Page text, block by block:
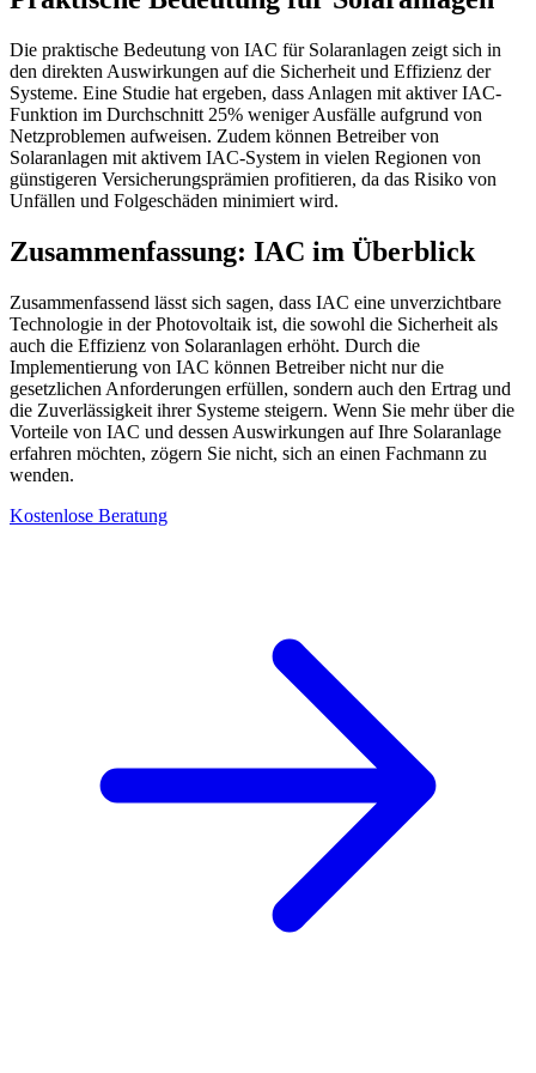
Die praktische Bedeutung von IAC für Solaranlagen zeigt sich in
den direkten Auswirkungen auf die Sicherheit und Effizienz der
Systeme. Eine Studie hat ergeben, dass Anlagen mit aktiver IAC-
Funktion im Durchschnitt 25% weniger Ausfälle aufgrund von
Netzproblemen aufweisen. Zudem können Betreiber von
Solaranlagen mit aktivem IAC-System in vielen Regionen von
günstigeren Versicherungsprämien profitieren, da das Risiko von
Unfällen und Folgeschäden minimiert wird.
Zusammenfassung: IAC im Überblick
Zusammenfassend lässt sich sagen, dass IAC eine unverzichtbare
Technologie in der Photovoltaik ist, die sowohl die Sicherheit als
auch die Effizienz von Solaranlagen erhöht. Durch die
Implementierung von IAC können Betreiber nicht nur die
gesetzlichen Anforderungen erfüllen, sondern auch den Ertrag und
die Zuverlässigkeit ihrer Systeme steigern. Wenn Sie mehr über die
Vorteile von IAC und dessen Auswirkungen auf Ihre Solaranlage
erfahren möchten, zögern Sie nicht, sich an einen Fachmann zu
wenden.
Kostenlose Beratung